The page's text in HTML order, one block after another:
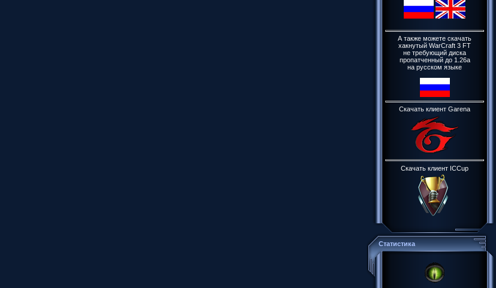
А также можете скачать
хакнутый WarCraft 3 FT
не требующий диска
пропатченный до 1.26a
на русском языке
Скачать клиент Garena
Скачать клиент ICCup
Статистика